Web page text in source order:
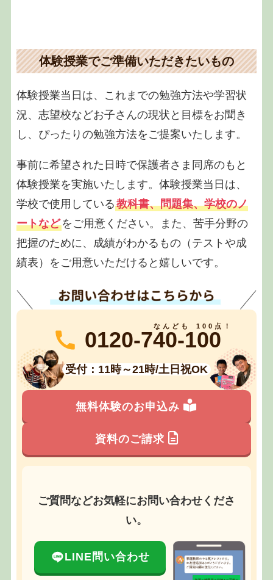
体験授業でご準備いただきたいもの
体験授業当日は、これまでの勉強方法や学習状
況、志望校などお子さんの現状と目標をお聞き
し、ぴったりの勉強方法をご提案いたします。
事前に希望された日時で保護者さま同席のもと
体験授業を実施いたします。体験授業当日は、
学校で使用している教科書、問題集、学校のノ
ートなどをご用意ください。また、苦手分野の
把握のために、成績がわかるもの（テストや成
績表）をご用意いただけると嬉しいです。
0120-740-100
受付：11時～21時/土日祝OK
無料体験のお申込み
資料のご請求
ご質問などお気軽にお問い合わせくださ
い。
LINE問い合わせ